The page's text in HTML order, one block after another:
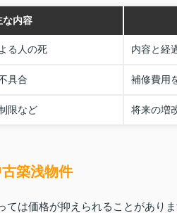
な内容
る人の死 内容と経
具合 補修費用
限など 将来の増
築浅物件
は価格が抑えられることがありま